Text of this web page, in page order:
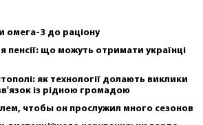
омега-3 до раціону
пенсії: що можуть отримати українці
як технології долають виклики
із рідною громадою
чтобы он прослужил много сезонов